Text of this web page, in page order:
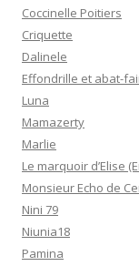
Coccinelle Poitiers
Criquette
Dalinele
Effondrille et abat-
Luna
Mamazerty
Marlie
Le marquoir d’Elise
Monsieur Echo de
Nini 79
Niunia18
Pamina